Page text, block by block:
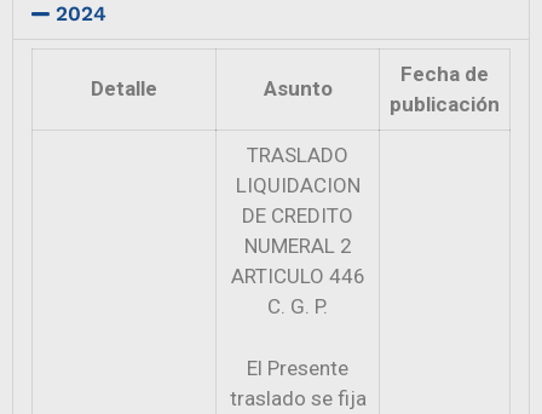
2024
Detalle Asunto
Fecha de
publicación
TRASLADO
LIQUIDACION
DE CREDITO
NUMERAL 2
ARTICULO 446
C. G. P.
El Presente
traslado se fija